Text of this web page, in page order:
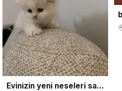
Evinizin yeni neseleri sahiplenmeyi bekliyo